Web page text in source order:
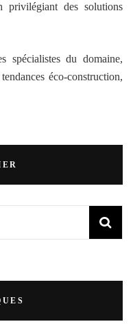
privilégiant des solutions
spécialistes du domaine,
éco-construction,